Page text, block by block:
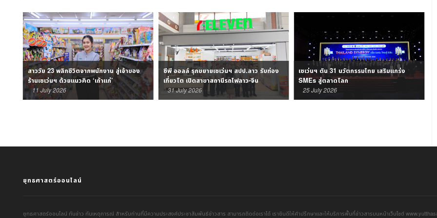
สาววัย 23 พลิกชีวิตจากพนักงาน สู่เจ้าของ
ร้านเซเว่นฯ ด้วยแนวคิด ‘เถ้าแก่’
11 July 2026
ซีพี ออลล์ รุกขยายเซเว่นฯ สปป.ลาว รับท่อง
เที่ยวโต เปิดสาขาสถานีรถไฟลาว-จีน
31 July 2026
เซเว่นฯ ดัน 31 นวัตกรรมไทย เสริมแกร่ง
SMEs สู่ตลาดโลก
25 July 2026
ยุทธศาสตร์ออนไลน์
ยุทธศาสตร์ออนไลน์ ทันข่าว ทันเหตุการณ์ สำหรับท่านที่มีความประสงค์ประชาสัมพันธ์ข่าวสาร สามารถติดต่อเราได้ เรายินดีให้คำปรึกษาและให้บริการพื้นที่ข่าวสารบนหน้าเว็บไซต์